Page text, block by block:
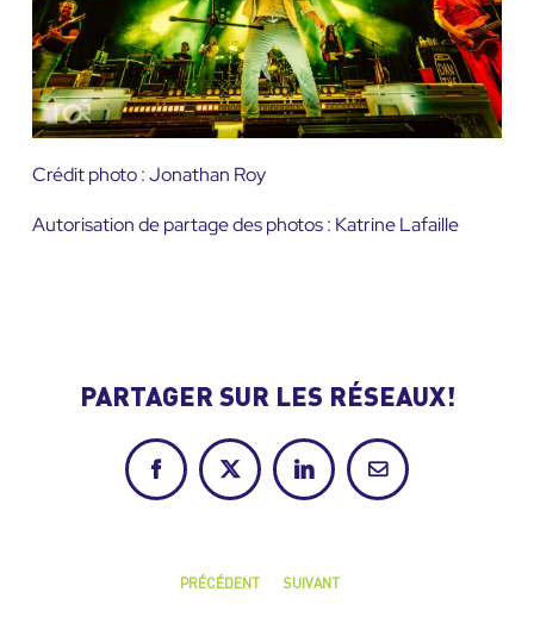
Crédit photo : Jonathan Roy
Autorisation de partage des photos : Katrine Lafaille
PARTAGER SUR LES RÉSEAUX!
FacebookX LinkedInCourriel
PRÉCÉDENT SUIVANT